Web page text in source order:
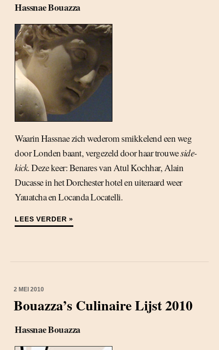
Hassnae Bouazza
Waarin Hassnae zich wederom smikkelend een weg
door Londen baant, vergezeld door haar trouweside-
kick. Deze keer: Benares van Atul Kochhar, Alain
Ducasse in het Dorchester hotel en uiteraard weer
Yauatcha en Locanda Locatelli.
LEES VERDER »
2 MEI 2010
Bouazza’s Culinaire Lijst 2010
Hassnae Bouazza